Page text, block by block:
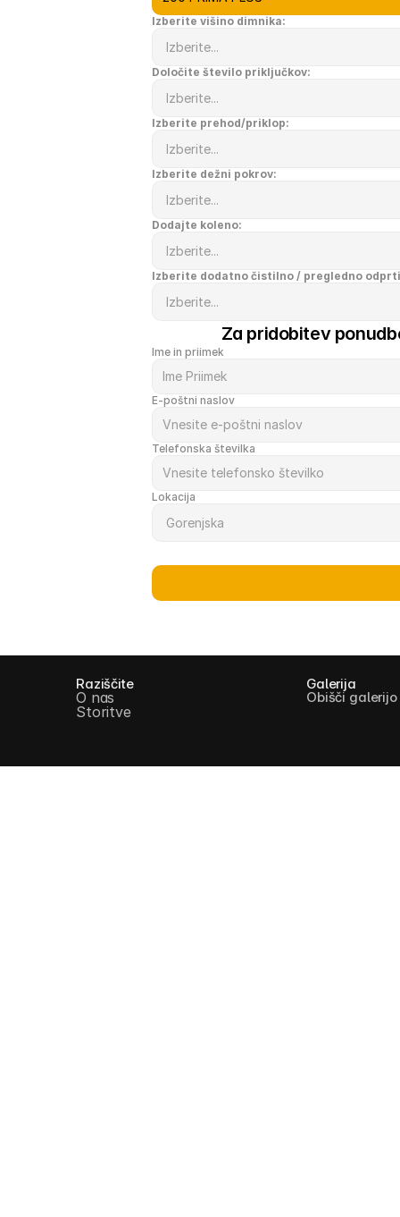
Izberite višino dimnika:
Določite število priključkov:
Izberite prehod/priklop:
Izberite dežni pokrov:
Dodajte koleno:
Izberite dodatno čistilno / pregledno
Za pridobitev
Ime in priimek
E-poštni naslov
Telefonska številka
Lokacija
Raziščite
O nas
Storitve
Galerija
Obišči galerijo